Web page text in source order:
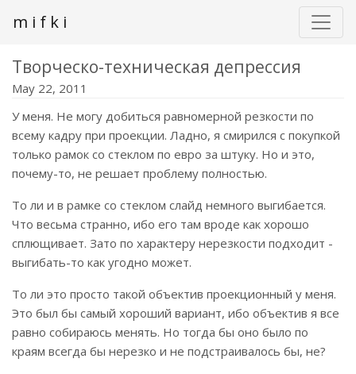
m i f k i
Творческо-техническая депрессия
May 22, 2011
У меня. Не могу добиться равномерной резкости по
всему кадру при проекции. Ладно, я смирился с покупкой
только рамок со стеклом по евро за штуку. Но и это,
почему-то, не решает проблему полностью.
То ли и в рамке со стеклом слайд немного выгибается.
Что весьма странно, ибо его там вроде как хорошо
сплющивает. Зато по характеру нерезкости подходит -
выгибать-то как угодно может.
То ли это просто такой объектив проекционный у меня.
Это был бы самый хороший вариант, ибо объектив я все
равно собираюсь менять. Но тогда бы оно было по
краям всегда бы нерезко и не подстраивалось бы, не?